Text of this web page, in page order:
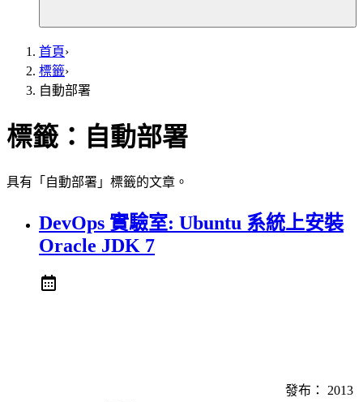
首頁›
標籤›
自動部署
標籤： 自動部署
具有「自動部署」標籤的文章。
DevOps 實驗室: Ubuntu 系統上安裝
Oracle JDK 7
發布： 2013